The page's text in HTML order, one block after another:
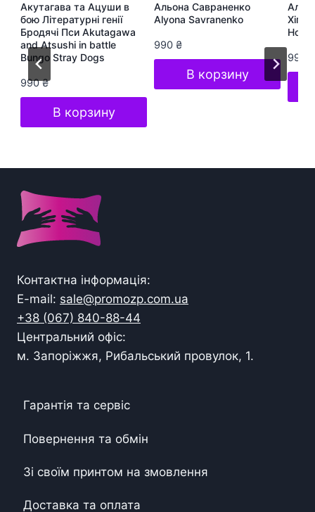
Акутагава та Ацуши в
бою Літературні генії
Бродячі Пси Akutagawa
and Atsushi in battle
Bungo Stray Dogs
990₴
В корзину
Альона Савраненко
Alyona Savranenko
990 ₴
В корзину
Хіп-
Hop
990
Контактна інформація:
E-mail: sale@promozp.com.ua
+38 (067) 840-88-44
Центральний офіс:
м. Запоріжжя, Рибальський провулок, 1.
Гарантія та сервіс
Повернення та обмін
Зі своїм принтом на змовлення
Доставка та оплата